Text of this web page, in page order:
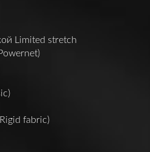
Limited stretch
fabric)